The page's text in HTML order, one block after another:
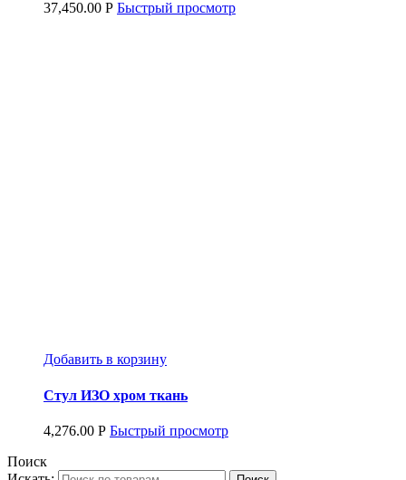
37,450.00 Р Быстрый просмотр
Добавить в корзину
Стул ИЗО хром ткань
4,276.00 Р Быстрый просмотр
Поиск